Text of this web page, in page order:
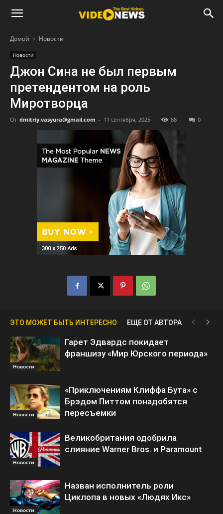
Домой Новости
Новости
Джон Сина не был первым
претендентом на роль
Миротворца
От dmitriy.vasyura@gmail.com - 11 сентября, 2025 88 0
ЭТО МОЖЕТ БЫТЬ ИНТЕРЕСНО ЕЩЕ ОТ АВТОРА
Новости
Гарет Эдвардс покидает
франшизу «Мир Юрского периода»
Новости
«Приключениям Клиффа Бута» с
Брэдом Питтом понадобятся
пересъемки
Новости
Великобритания одобрила
слияние Warner Bros. и Paramount
Новости
Назван исполнитель роли
Циклопа в новых «Людях Икс»